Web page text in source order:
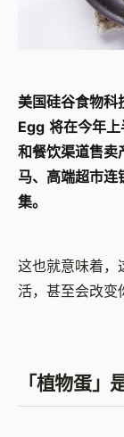
美国硅谷食物科
Egg 将在今年
和餐饮渠道售卖
马、高端超市连
集。
这也就意味着，
活，甚至会改变
「植物蛋」